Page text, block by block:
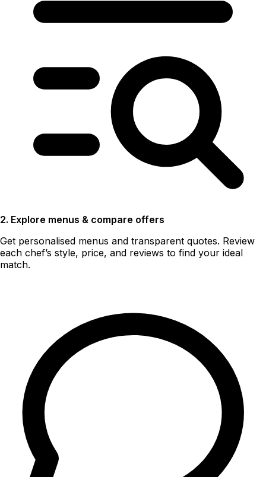
2. Explore menus & compare offers
Get personalised menus and transparent quotes. Review
each chef’s style, price, and reviews to find your ideal
match.